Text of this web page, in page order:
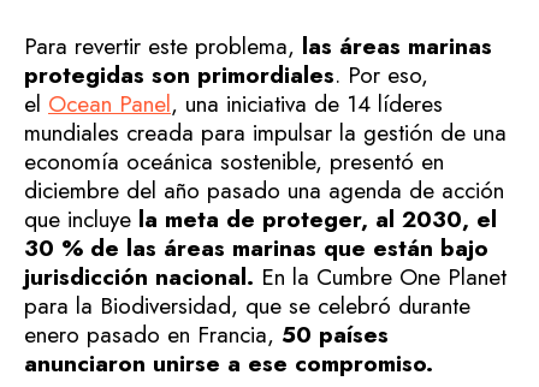
Para revertir este problema, las áreas marinas
protegidas son primordiales. Por eso,
el Ocean Panel, una iniciativa de 14 líderes
mundiales creada para impulsar la gestión de una
economía oceánica sostenible, presentó en
diciembre del año pasado una agenda de acción
que incluye la meta de proteger, al 2030, el
30 % de las áreas marinas que están bajo
jurisdicción nacional. En la Cumbre One Planet
para la Biodiversidad, que se celebró durante
enero pasado en Francia, 50 países
anunciaron unirse a ese compromiso.